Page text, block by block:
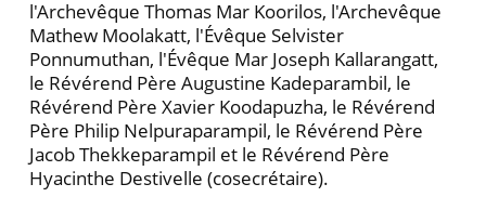
l'Archevêque Thomas Mar Koorilos, l'Archevêque
Mathew Moolakatt, l'Évêque Selvister
Ponnumuthan, l'Évêque Mar Joseph Kallarangatt,
le Révérend Père Augustine Kadeparambil, le
Révérend Père Xavier Koodapuzha, le Révérend
Père Philip Nelpuraparampil, le Révérend Père
Jacob Thekkeparampil et le Révérend Père
Hyacinthe Destivelle (cosecrétaire).